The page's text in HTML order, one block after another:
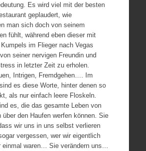
Es wird viel mit der besten
geplaudert, wie
man sich doch von seinem
fühlt, während eben dieser mit
im Flieger nach Vegas
seiner nervigen Freundin und
in letzter Zeit zu erholen.
Intrigen, Fremdgehen…. Im
es diese Worte, hinter denen so
als nur einfach leere Floskeln.
es, die das gesamte Leben von
den Haufen werfen können. Sie
wir uns in uns selbst verlieren
vergessen, wer wir eigentlich
waren… Sie verändern uns…